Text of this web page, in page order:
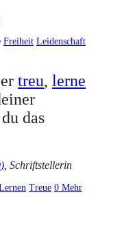
Freiheit Leidenschaft
treu, lerne
das
, Schriftstellerin
Treue 0 Mehr